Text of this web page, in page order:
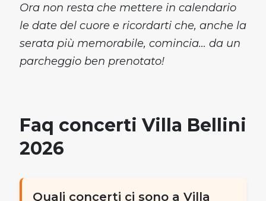
Ora non resta che mettere in calendario
le date del cuore e ricordarti che, anche la
serata più memorabile, comincia… da un
parcheggio ben prenotato!
Faq concerti Villa Bellini
2026
Quali concerti ci sono a Villa